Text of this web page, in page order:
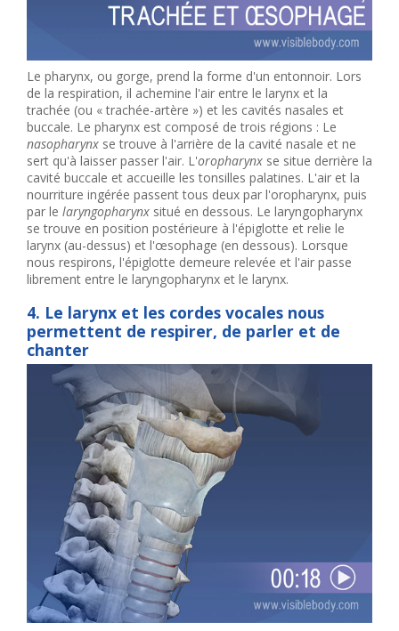
Le pharynx, ou gorge, prend la forme d'un entonnoir. Lors
de la respiration, il achemine l'air entre le larynx et la
trachée (ou « trachée-artère ») et les cavités nasales et
buccale. Le pharynx est composé de trois régions : Le
nasopharynx se trouve à l'arrière de la cavité nasale et ne
sert qu'à laisser passer l'air. L'oropharynx se situe derrière la
cavité buccale et accueille les tonsilles palatines. L'air et la
nourriture ingérée passent tous deux par l'oropharynx, puis
par le laryngopharynx situé en dessous. Le laryngopharynx
se trouve en position postérieure à l'épiglotte et relie le
larynx (au-dessus) et l'œsophage (en dessous). Lorsque
nous respirons, l'épiglotte demeure relevée et l'air passe
librement entre le laryngopharynx et le larynx.
4. Le larynx et les cordes vocales nous
permettent de respirer, de parler et de
chanter